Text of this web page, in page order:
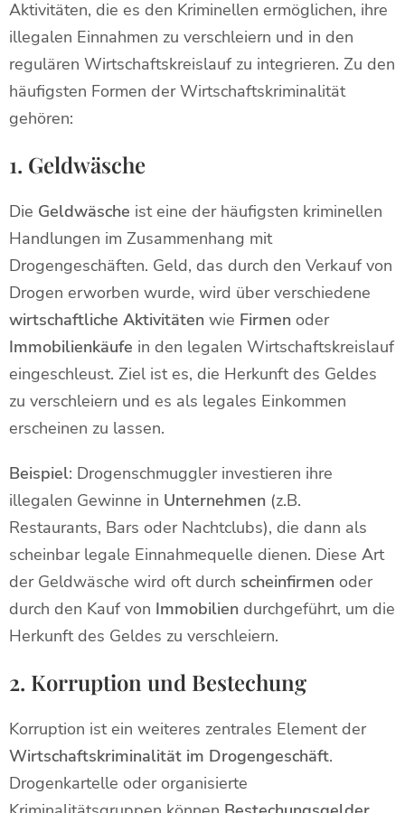
Aktivitäten, die es den Kriminellen ermöglichen, ihre
illegalen Einnahmen zu verschleiern und in den
regulären Wirtschaftskreislauf zu integrieren. Zu den
häufigsten Formen der Wirtschaftskriminalität
gehören:
1. Geldwäsche
Die Geldwäsche ist eine der häufigsten kriminellen
Handlungen im Zusammenhang mit
Drogengeschäften. Geld, das durch den Verkauf von
Drogen erworben wurde, wird über verschiedene
wirtschaftliche Aktivitäten wie Firmen oder
Immobilienkäufe in den legalen Wirtschaftskreislauf
eingeschleust. Ziel ist es, die Herkunft des Geldes
zu verschleiern und es als legales Einkommen
erscheinen zu lassen.
Beispiel: Drogenschmuggler investieren ihre
illegalen Gewinne in Unternehmen (z.B.
Restaurants, Bars oder Nachtclubs), die dann als
scheinbar legale Einnahmequelle dienen. Diese Art
der Geldwäsche wird oft durch scheinfirmen oder
durch den Kauf von Immobilien durchgeführt, um die
Herkunft des Geldes zu verschleiern.
2. Korruption und Bestechung
Korruption ist ein weiteres zentrales Element der
Wirtschaftskriminalität im Drogengeschäft.
Drogenkartelle oder organisierte